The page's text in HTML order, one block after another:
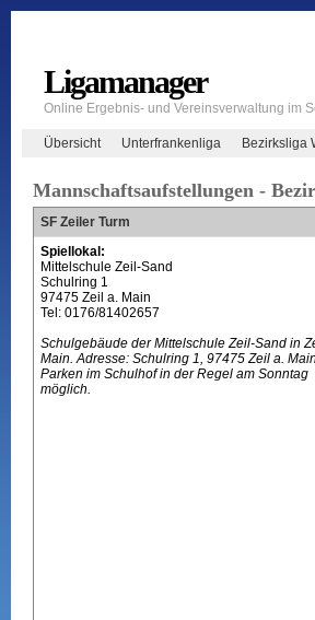
Ligamanager
Online Ergebnis- und Vereinsverwaltung im
Übersicht Unterfrankenliga Bezirksliga
Mannschaftsaufstellungen -
SF Zeiler Turm
Spiellokal:
Mittelschule Zeil-Sand
Schulring 1
97475 Zeil a. Main
Tel: 0176/81402657
Schulgebäude der Mittelschule Zeil-Sand in
Main. Adresse: Schulring 1, 97475 Zeil a.
Parken im Schulhof in der Regel am Sonntag
möglich.